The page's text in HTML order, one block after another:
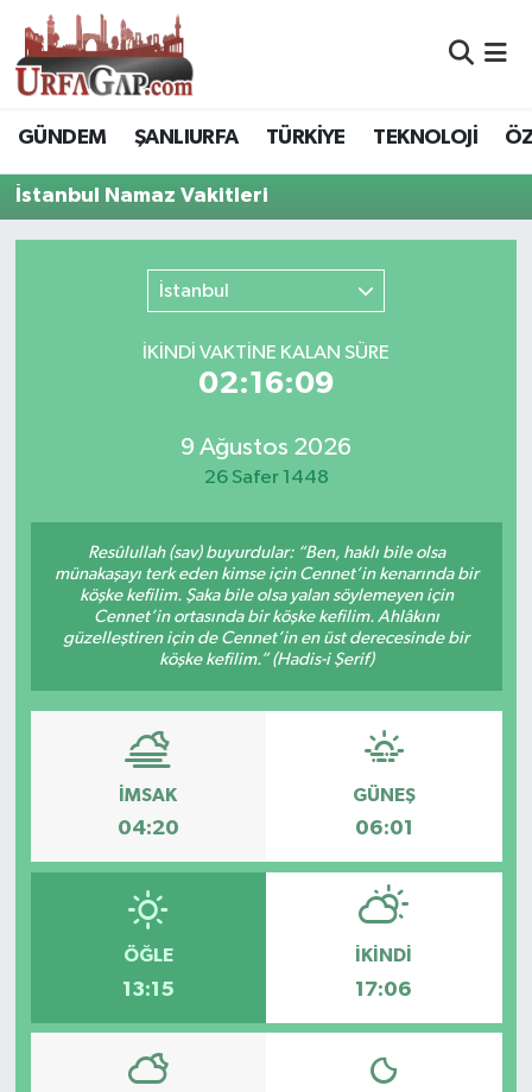
GÜNDEM ŞANLIURFA TÜRKİYE TEKNOLOJİ
İstanbul Namaz Vakitleri
İstanbul
İKINDI VAKTİNE KALAN SÜRE
02:16:09
9 Ağustos 2026
26 Safer 1448
Resûlullah (sav) buyurdular: “Ben, haklı bile olsa
münakaşayı terk eden kimse için Cennet’in kenarında bir
köşke kefilim. Şaka bile olsa yalan söylemeyen için
Cennet’in ortasında bir köşke kefilim. Ahlâkını
güzelleştiren için de Cennet’in en üst derecesinde bir
köşke kefilim.” (Hadis-i Şerif)
İMSAK
04:20
GÜNEŞ
06:01
ÖĞLE
13:15
İKINDI
17:06
Nöbetçi Eczaneler
Hava Durumu
Trafik Durumu
Tüm Manşetler
Son Dakika Haberleri